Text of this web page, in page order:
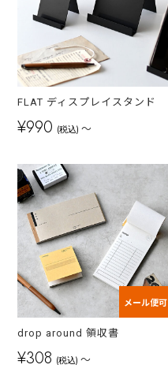
FLAT ディスプレイスタンド
¥990 (税込) ～
メール便可
drop around 領収書
¥308 (税込) ～